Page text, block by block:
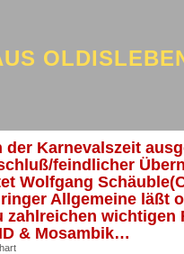
der Karnevalszeit
feindlicher
Wolfgang
Allgemeine läßt
zahlreichen wichtigen
& Mosambik…